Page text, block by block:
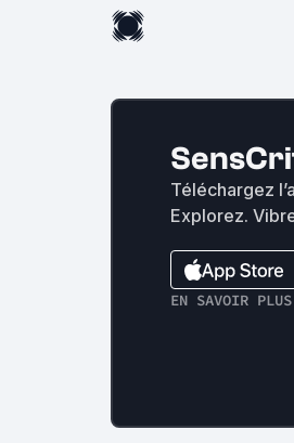
Téléchargez
Explorez.
EN SAVOIR PLUS